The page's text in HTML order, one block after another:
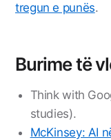
tregun e punës.
Burime të
Think with
studies).
McKinsey: AI